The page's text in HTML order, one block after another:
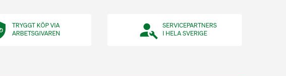
TRYGGT KÖP VIA
ARBETSGIVAREN
SERVICEPARTNERS
I HELA SVERIGE